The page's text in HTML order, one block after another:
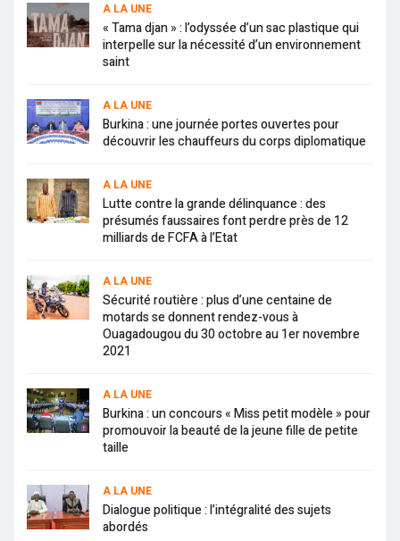
A LA UNE
« Tama djan » : l’odyssée d’un sac plastique qui
interpelle sur la nécessité d’un environnement
saint
A LA UNE
Burkina : une journée portes ouvertes pour
découvrir les chauffeurs du corps diplomatique
A LA UNE
Lutte contre la grande délinquance : des
présumés faussaires font perdre près de 12
milliards de FCFA à l’Etat
A LA UNE
Sécurité routière : plus d’une centaine de
motards se donnent rendez-vous à
Ouagadougou du 30 octobre au 1er novembre
2021
A LA UNE
Burkina : un concours « Miss petit modèle » pour
promouvoir la beauté de la jeune fille de petite
taille
A LA UNE
Dialogue politique : l’intégralité des sujets
abordés